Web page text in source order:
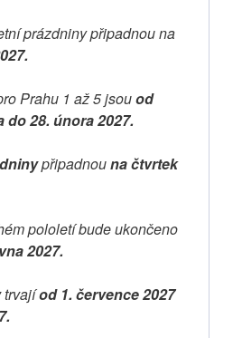
prázdniny připadnou na
Prahu 1 až 5 jsouod
28. února 2027.
připadnouna čtvrtek
pololetí bude ukončeno
2027.
trvajíod 1. července 2027